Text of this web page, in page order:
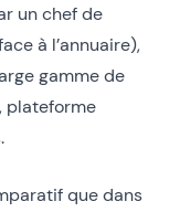
un chef de
à l’annuaire),
gamme de
plateforme
que dans